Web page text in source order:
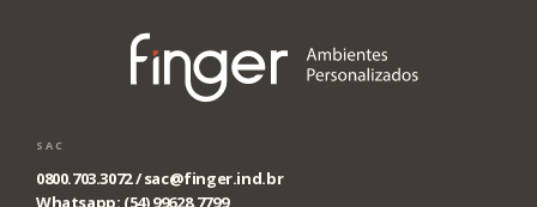
SAC
0800.703.3072 /sac@finger.ind.br
Whatsapp: (54) 99628.7799